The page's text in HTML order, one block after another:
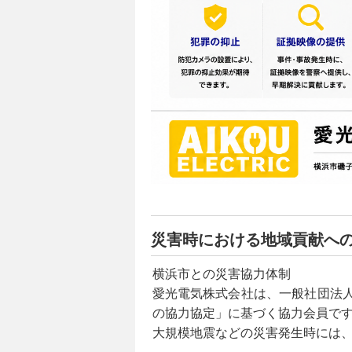
災害時における地域貢献へ
横浜市との災害協力体制
愛光電気株式会社は、一般社団法
の協力協定」に基づく協力会員で
大規模地震などの災害発生時には